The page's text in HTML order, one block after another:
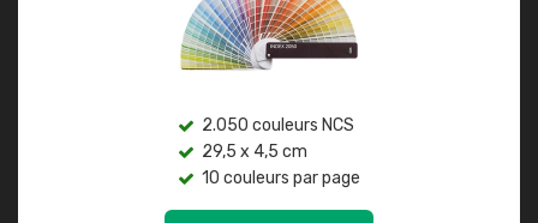
2.050 couleurs NCS
29,5 x 4,5 cm
10 couleurs par page